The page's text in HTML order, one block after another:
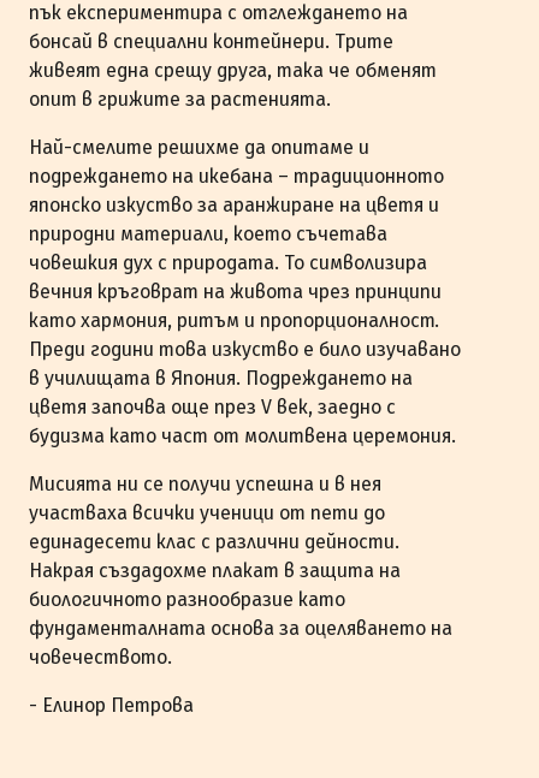
пък експериментира с отглеждането на
бонсай в специални контейнери. Трите
живеят една срещу друга, така че обменят
опит в грижите за растенията.
Най-смелите решихме да опитаме и
подреждането на икебана – традиционното
японско изкуство за аранжиране на цветя и
природни материали, което съчетава
човешкия дух с природата. То символизира
вечния кръговрат на живота чрез принципи
като хармония, ритъм и пропорционалност.
Преди години това изкуство е било изучавано
в училищата в Япония. Подреждането на
цветя започва още през V век, заедно с
будизма като част от молитвена церемония.
Мисията ни се получи успешна и в нея
участваха всички ученици от пети до
единадесети клас с различни дейности.
Накрая създадохме плакат в защита на
биологичното разнообразие като
фундаменталната основа за оцеляването на
човечеството.
- Елинор Петрова